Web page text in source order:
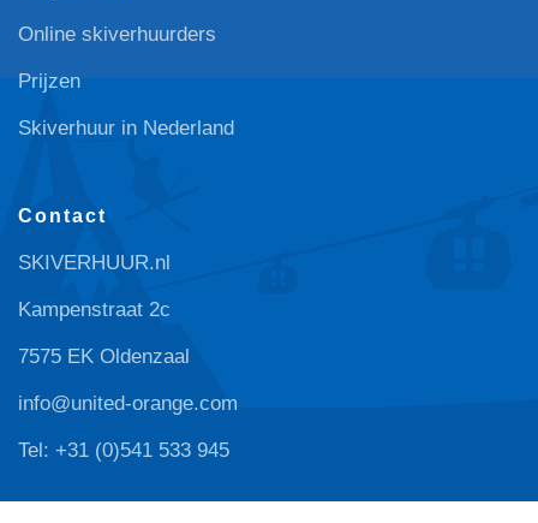
Online skiverhuurders
Prijzen
Skiverhuur in Nederland
Contact
SKIVERHUUR.nl
Kampenstraat 2c
7575 EK Oldenzaal
info@united-orange.com
Tel: +31 (0)541 533 945